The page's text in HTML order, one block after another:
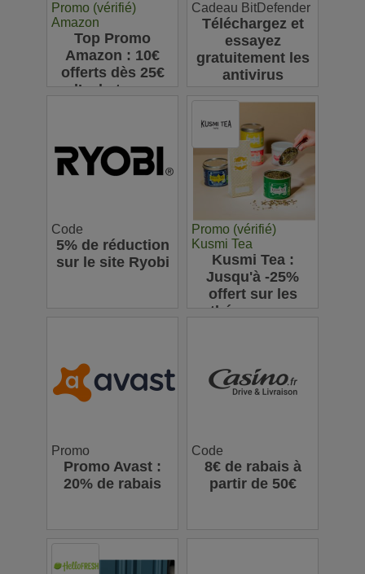
Promo (vérifié)
Amazon
Top Promo
Amazon : 10€
offerts dès 25€
d’achats sur
Cadeau BitDefender
Téléchargez et
essayez
gratuitement les
antivirus
Code
5% de réduction
sur le site Ryobi
Promo (vérifié)
Kusmi Tea
Kusmi Tea :
Jusqu'à -25%
offert sur les
thés en vrac
Promo
Promo Avast :
20% de rabais
Code
8€ de rabais à
partir de 50€